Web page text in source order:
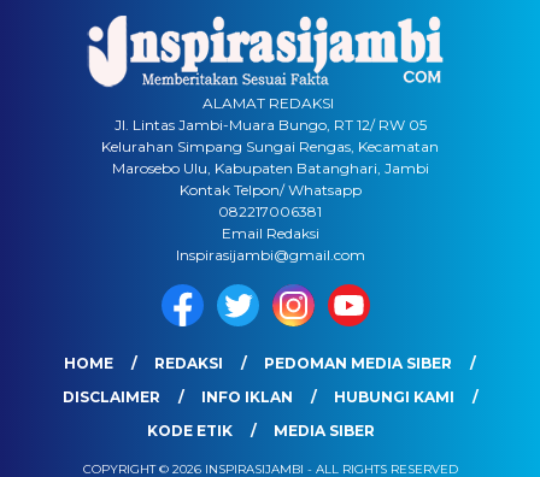
ALAMAT REDAKSI
Jl. Lintas Jambi-Muara Bungo, RT 12/ RW 05
Kelurahan Simpang Sungai Rengas, Kecamatan
Marosebo Ulu, Kabupaten Batanghari, Jambi
Kontak Telpon/ Whatsapp
082217006381
Email Redaksi
Inspirasijambi@gmail.com
HOME REDAKSI
PEDOMAN MEDIA SIBER
DISCLAIMER
INFO IKLAN
HUBUNGI KAMI
KODE ETIK
MEDIA SIBER
COPYRIGHT © 2026 INSPIRASIJAMBI - ALL RIGHTS RESERVED